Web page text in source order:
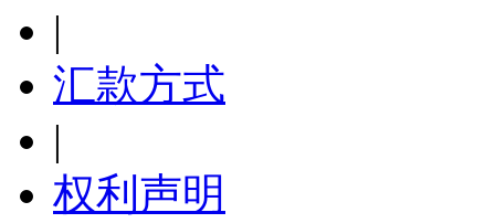
|
汇款方式
|
权利声明